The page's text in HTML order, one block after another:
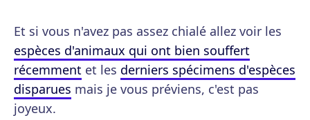
Et si vous n'avez pas assez chialé allez voir les
espèces d'animaux qui ont bien souffert
récemment et les derniers spécimens d'espèces
disparues mais je vous préviens, c'est pas
joyeux.